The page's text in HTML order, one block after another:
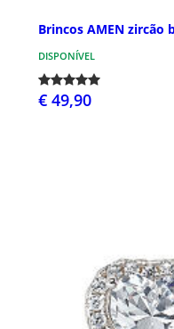
Brincos AMEN zircão
DISPONÍVEL
€ 49,90